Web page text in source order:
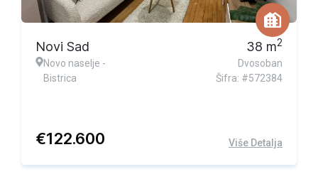
Novi Sad
Novo naselje -
Bistrica
38 m2
Dvosoban
Šifra: #572384
€122.600 Više Detalja